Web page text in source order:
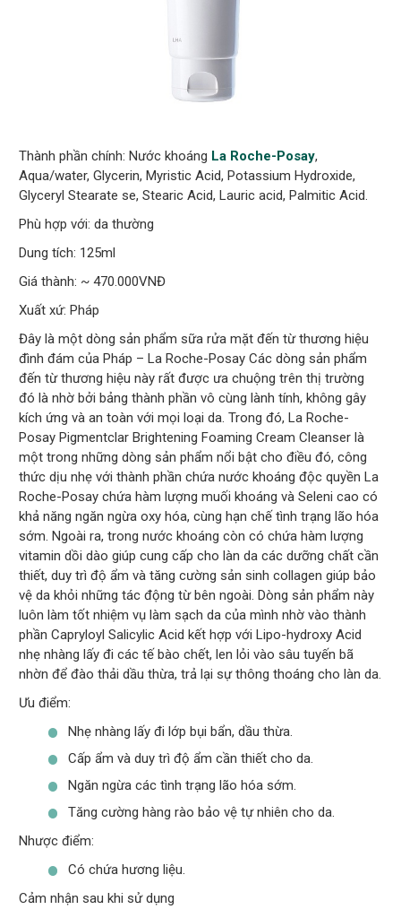
Thành phần chính: Nước khoáng La Roche-Posay,
Aqua/water, Glycerin, Myristic Acid, Potassium Hydroxide,
Glyceryl Stearate se, Stearic Acid, Lauric acid, Palmitic Acid.
Phù hợp với: da thường
Dung tích: 125ml
Giá thành: ~ 470.000VNĐ
Xuất xứ: Pháp
Đây là một dòng sản phẩm sữa rửa mặt đến từ thương hiệu
đình đám của Pháp – La Roche-Posay Các dòng sản phẩm
đến từ thương hiệu này rất được ưa chuộng trên thị trường
đó là nhờ bởi bảng thành phần vô cùng lành tính, không gây
kích ứng và an toàn với mọi loại da. Trong đó, La Roche-
Posay Pigmentclar Brightening Foaming Cream Cleanser là
một trong những dòng sản phẩm nổi bật cho điều đó, công
thức dịu nhẹ với thành phần chứa nước khoáng độc quyền La
Roche-Posay chứa hàm lượng muối khoáng và Seleni cao có
khả năng ngăn ngừa oxy hóa, cùng hạn chế tình trạng lão hóa
sớm. Ngoài ra, trong nước khoáng còn có chứa hàm lượng
vitamin dồi dào giúp cung cấp cho làn da các dưỡng chất cần
thiết, duy trì độ ẩm và tăng cường sản sinh collagen giúp bảo
vệ da khỏi những tác động từ bên ngoài. Dòng sản phẩm này
luôn làm tốt nhiệm vụ làm sạch da của mình nhờ vào thành
phần Capryloyl Salicylic Acid kết hợp với Lipo-hydroxy Acid
nhẹ nhàng lấy đi các tế bào chết, len lỏi vào sâu tuyến bã
nhờn để đào thải dầu thừa, trả lại sự thông thoáng cho làn da.
Ưu điểm:
Nhẹ nhàng lấy đi lớp bụi bẩn, dầu thừa.
Cấp ẩm và duy trì độ ẩm cần thiết cho da.
Ngăn ngừa các tình trạng lão hóa sớm.
Tăng cường hàng rào bảo vệ tự nhiên cho da.
Nhược điểm:
Có chứa hương liệu.
Cảm nhận sau khi sử dụng